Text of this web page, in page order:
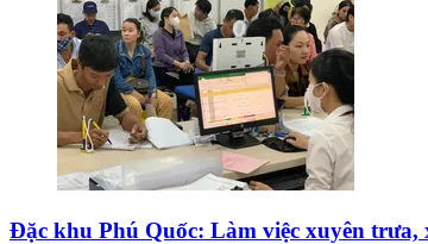
Đặc khu Phú Quốc: Làm việc xuyên